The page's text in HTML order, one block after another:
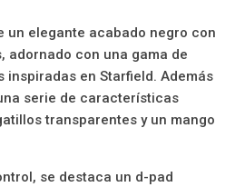
un elegante acabado negro con
adornado con una gama de
inspiradas en Starfield. Además
serie de características
transparentes y un mango
se destaca un d-pad